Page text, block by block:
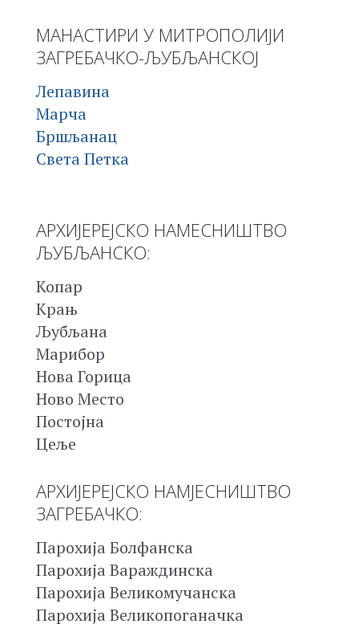
МАНАСТИРИ У МИТРОПОЛИЈИ
ЗАГРЕБАЧКО-ЉУБЉАНСКОЈ
Лепавина
Марча
Бршљанац
Света Петка
АРХИЈЕРЕЈСКО НАМЕСНИШТВО
ЉУБЉАНСКО:
Копар
Крањ
Љубљана
Марибор
Нова Горица
Ново Место
Постојна
Цеље
АРХИЈЕРЕЈСКО НАМЈЕСНИШТВО
ЗАГРЕБАЧКО:
Парохија Болфанска
Парохија Вараждинска
Парохија Великомучанска
Парохија Великопоганачка